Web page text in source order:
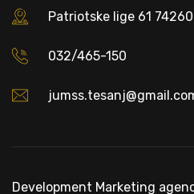
Patriotske lige 61
032/465-150
Development Marketing